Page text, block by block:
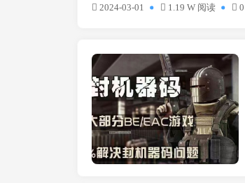
2024-03-01 1.19 W 阅读